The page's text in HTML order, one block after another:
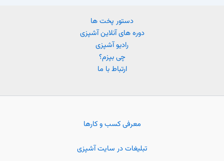
دستور پخت ها
دوره های آنلاین آشپزی
رادیو آشپزی
چی بپزم؟
ارتباط با ما
معرفی کسب و کارها
تبلیغات در سایت آشپزی